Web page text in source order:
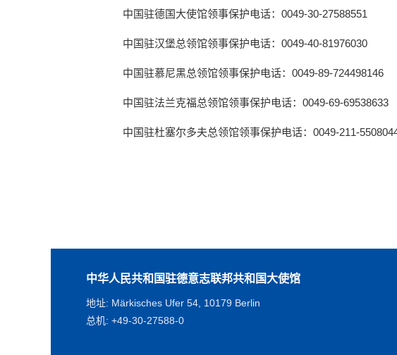
中国驻德国大使馆领事保护电话：0049-30-27588551
中国驻汉堡总领馆领事保护电话：0049-40-81976030
中国驻慕尼黑总领馆领事保护电话：0049-89-724498146
中国驻法兰克福总领馆领事保护电话：0049-69-69538633
中国驻杜塞尔多夫总领馆领事保护电话：0049-211-
中华人民共和国驻德意志联邦共和国大使馆
地址: Märkisches Ufer 54, 10179 Berlin
总机: +49-30-27588-0